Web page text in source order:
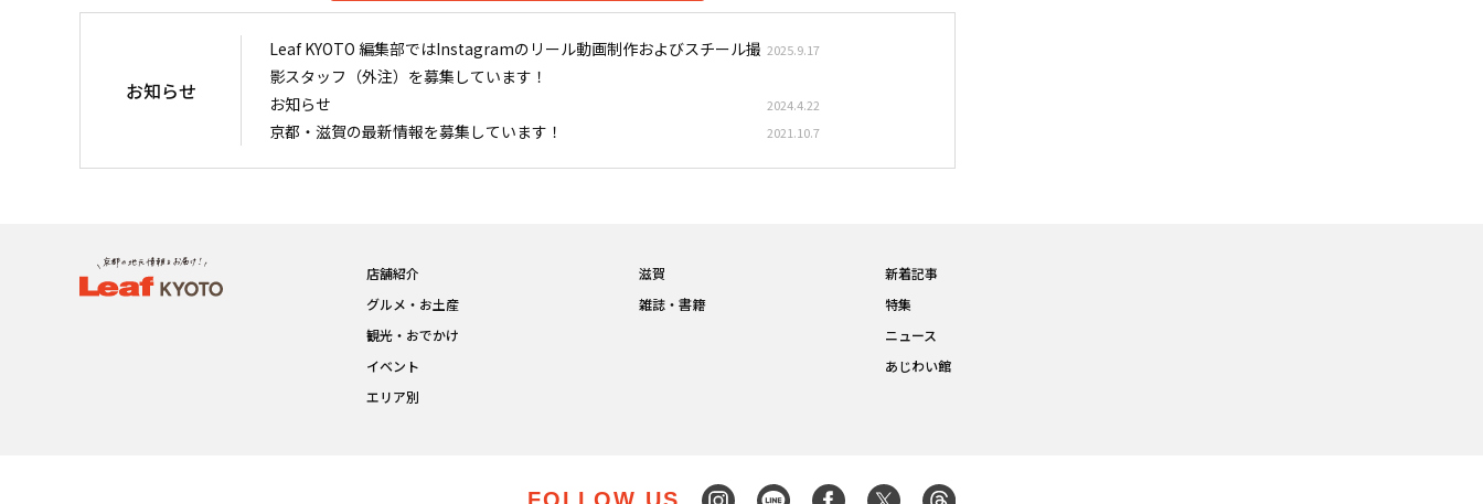
お知らせ
Leaf KYOTO 編集部ではInstagramのリール動画制作およびスチール撮
影スタッフ（外注）を募集しています！
2025.9.17
お知らせ 2024.4.22
京都・滋賀の最新情報を募集しています！ 2021.10.7
店舗紹介
グルメ・お土産
観光・おでかけ
イベント
エリア別
滋賀
雑誌・書籍
新着記事
特集
ニュース
あじわい館